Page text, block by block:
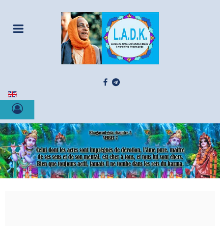
Sélectionnez votre langue